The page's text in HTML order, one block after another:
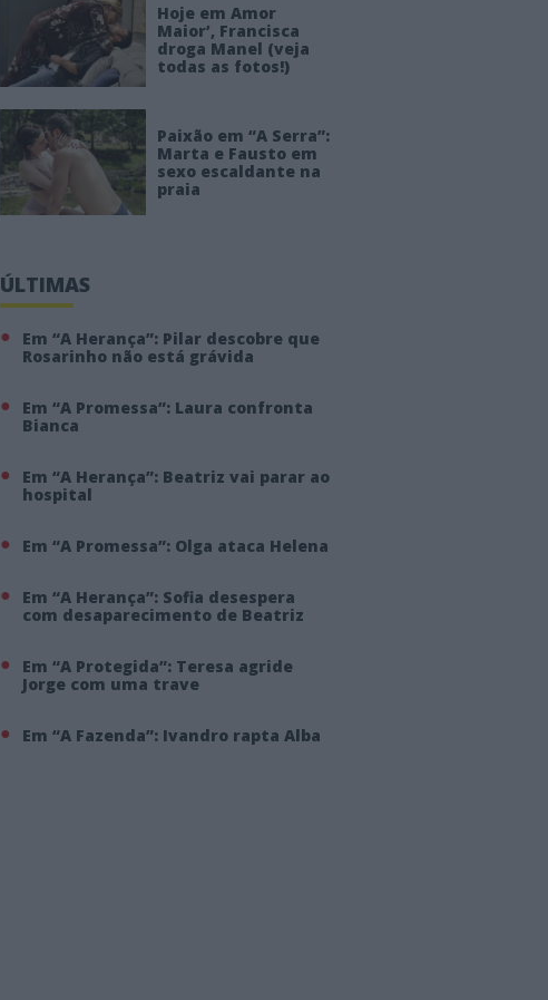
Hoje em Amor
Maior’, Francisca
droga Manel (veja
todas as fotos!)
Paixão em “A Serra”:
Marta e Fausto em
sexo escaldante na
praia
ÚLTIMAS
Em “A Herança”: Pilar descobre que
Rosarinho não está grávida
Em “A Promessa”: Laura confronta
Bianca
Em “A Herança”: Beatriz vai parar ao
hospital
Em “A Promessa”: Olga ataca Helena
Em “A Herança”: Sofia desespera
com desaparecimento de Beatriz
Em “A Protegida”: Teresa agride
Jorge com uma trave
Em “A Fazenda”: Ivandro rapta Alba